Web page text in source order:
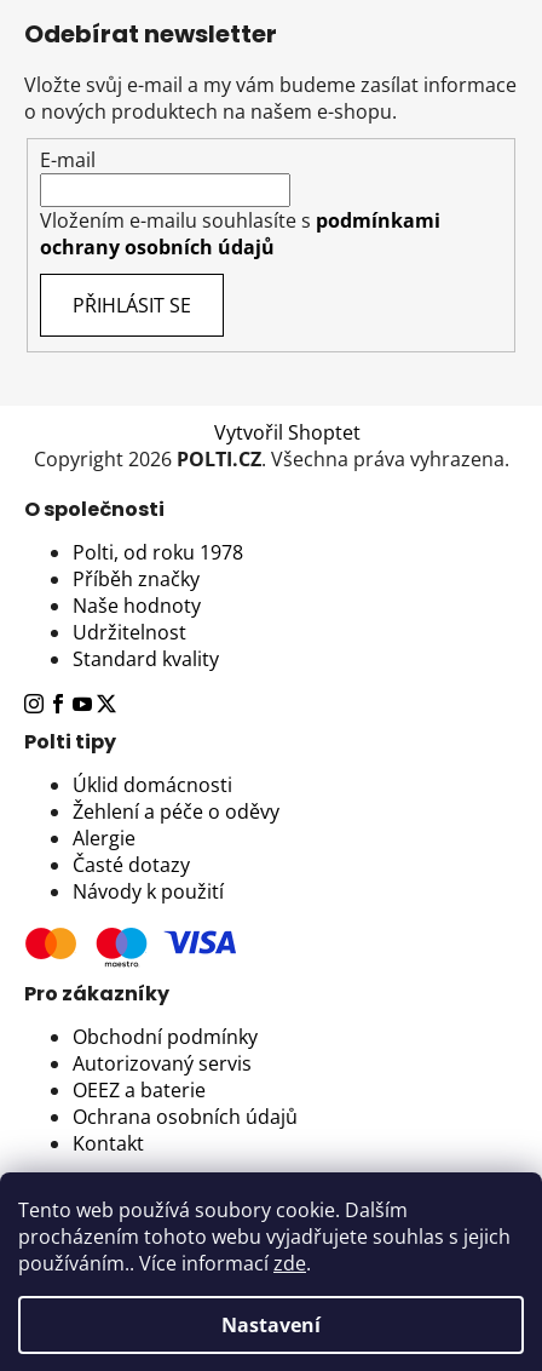
Tento web používá soubory cookie. Dalším
procházením tohoto webu vyjadřujete souhlas s jejich
používáním.. Více informacízde.
Nastavení
Odebírat newsletter
Vložte svůj e-mail a my vám budeme zasílat informace
o nových produktech na našem e-shopu.
E-mail
Vložením e-mailu souhlasíte s podmínkami
ochrany osobních údajů
PŘIHLÁSIT SE
Vytvořil Shoptet
Copyright 2026 POLTI.CZ. Všechna práva vyhrazena.
O společnosti
Polti, od roku 1978
Příběh značky
Naše hodnoty
Udržitelnost
Standard kvality
Polti tipy
Úklid domácnosti
Žehlení a péče o oděvy
Alergie
Časté dotazy
Návody k použití
Pro zákazníky
Obchodní podmínky
Autorizovaný servis
OEEZ a baterie
Ochrana osobních údajů
Kontakt
Newsletter
Nejlepší tipy pro úklid a organizaci domova, to
nejcennější místo.
Veselka 48, 259 01 Olbramovice - Votice, Česká
republika | IČ: 11675047, DIČ: CZ11675047